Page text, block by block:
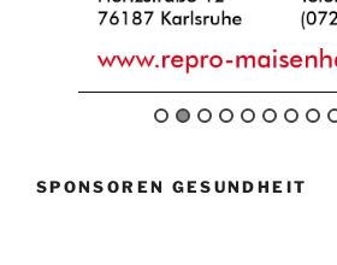
SPONSOREN GESUNDHEIT